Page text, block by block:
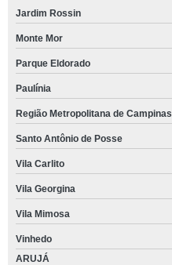
Jardim Rossin
Monte Mor
Parque Eldorado
Paulínia
Região Metropolitana de Campinas
Santo Antônio de Posse
Vila Carlito
Vila Georgina
Vila Mimosa
Vinhedo
ARUJÁ